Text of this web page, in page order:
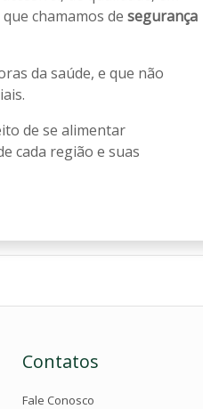
chamamos de segurança
da saúde, e que não
de se alimentar
cada região e suas
Contatos
Fale Conosco